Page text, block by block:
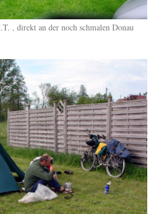
, direkt an der noch schmalen Donau